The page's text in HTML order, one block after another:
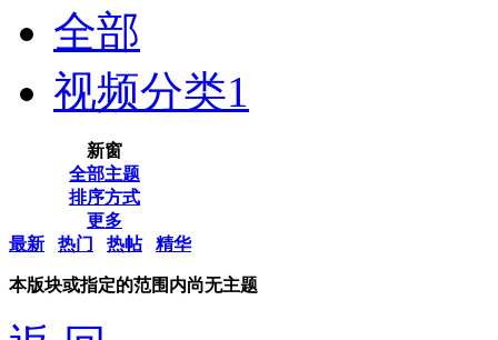
全部
视频分类1
新窗
全部主题
排序方式
更多
最新
热门 热帖 精华
本版块或指定的范围内尚无主题